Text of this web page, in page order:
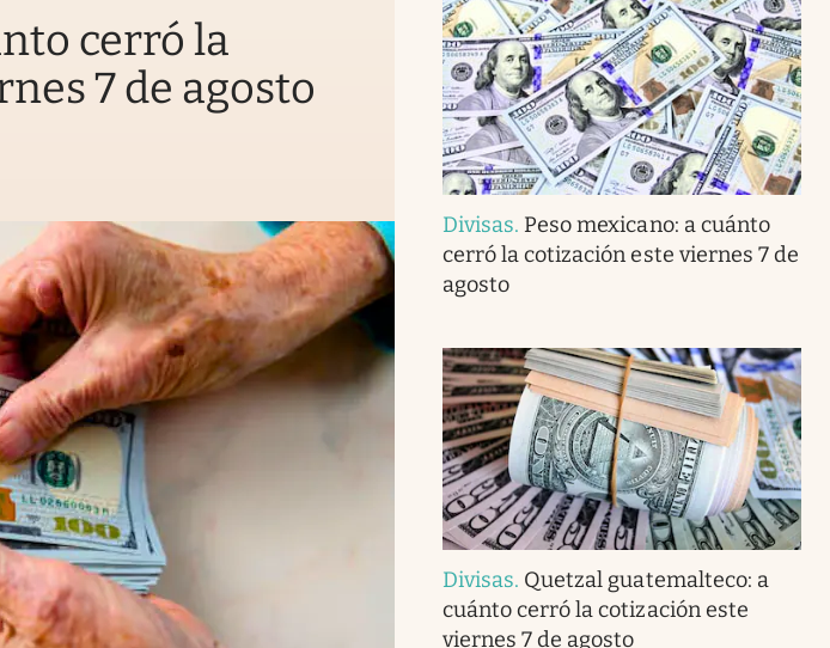
cerró la
7 de agosto
Divisas. Peso mexicano: a cuánto
cerró la cotización este viernes 7 de
agosto
Divisas. Quetzal guatemalteco: a
cuánto cerró la cotización este
viernes 7 de agosto